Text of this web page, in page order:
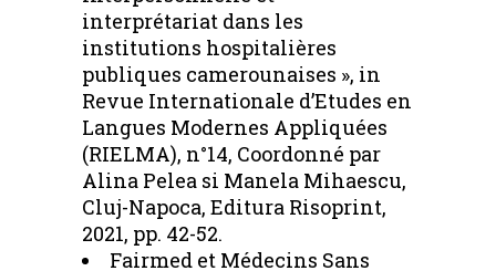
interprétariat dans les
institutions hospitalières
publiques camerounaises », in
Revue Internationale d’Etudes en
Langues Modernes Appliquées
(RIELMA), n°14, Coordonné par
Alina Pelea si Manela Mihaescu,
Cluj-Napoca, Editura Risoprint,
2021, pp. 42-52.
Fairmed et Médecins Sans